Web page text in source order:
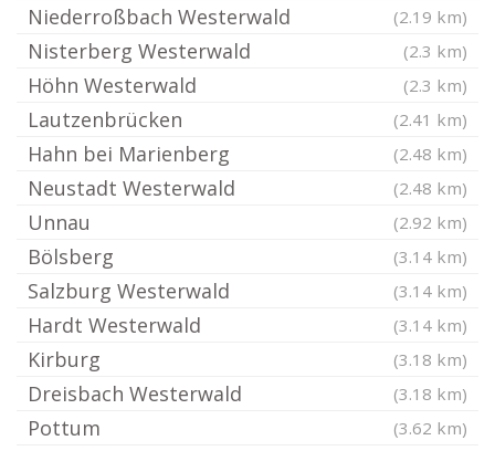
Niederroßbach Westerwald (2.19 km)
Nisterberg Westerwald (2.3 km)
Höhn Westerwald (2.3 km)
Lautzenbrücken (2.41 km)
Hahn bei Marienberg (2.48 km)
Neustadt Westerwald (2.48 km)
Unnau (2.92 km)
Bölsberg (3.14 km)
Salzburg Westerwald (3.14 km)
Hardt Westerwald (3.14 km)
Kirburg (3.18 km)
Dreisbach Westerwald (3.18 km)
Pottum (3.62 km)